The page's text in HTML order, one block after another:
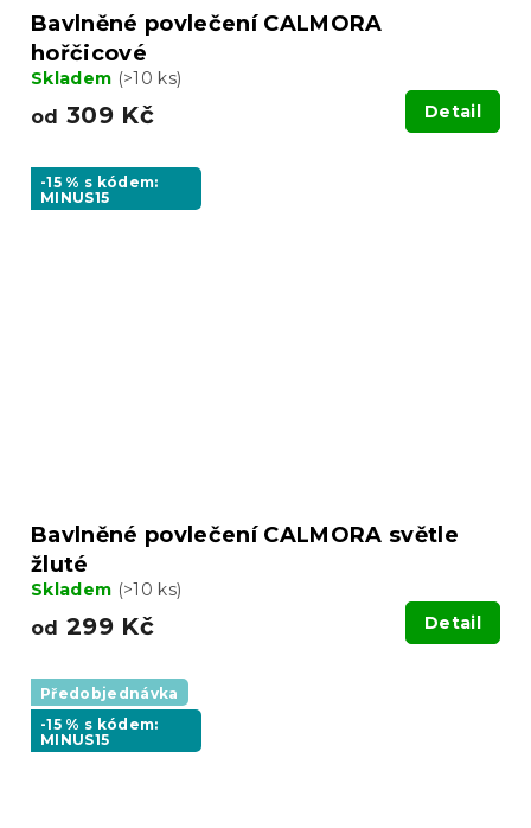
Bavlněné povlečení CALMORA
hořčicové
Skladem (>10 ks)
od 309 Kč Detail
-15 % s kódem:
MINUS15
Bavlněné povlečení CALMORA světle
žluté
Skladem (>10 ks)
od 299 Kč Detail
Předobjednávka
-15 % s kódem:
MINUS15